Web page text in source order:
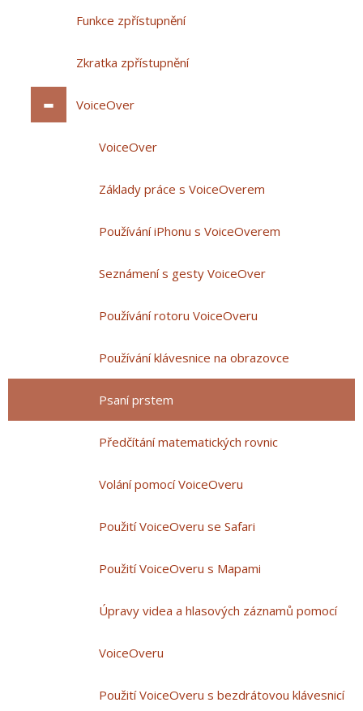
Funkce zpřístupnění
Zkratka zpřístupnění
VoiceOver
VoiceOver
Základy práce s VoiceOverem
Používání iPhonu s VoiceOverem
Seznámení s gesty VoiceOver
Používání rotoru VoiceOveru
Používání klávesnice na obrazovce
Psaní prstem
Předčítání matematických rovnic
Volání pomocí VoiceOveru
Použití VoiceOveru se Safari
Použití VoiceOveru s Mapami
Úpravy videa a hlasových záznamů pomocí
VoiceOveru
Použití VoiceOveru s bezdrátovou klávesnicí